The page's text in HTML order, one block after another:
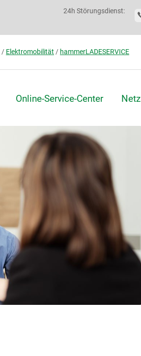
24h Störungsdienst:
/ Elektromobilität / hammerLADESERVICE
Online-Service-Center Netz